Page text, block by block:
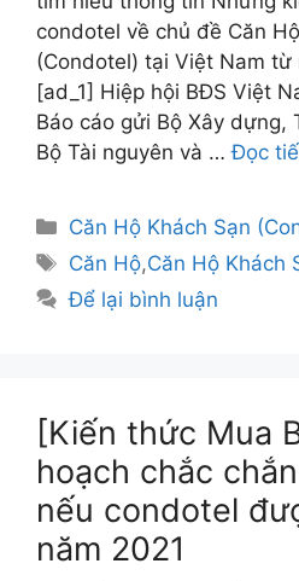
condotel về chủ đề Căn
(Condotel) tại Việt Nam từ
[ad_1] Hiệp hội BĐS Việt
Báo cáo gửi Bộ Xây dựng,
Bộ Tài nguyên và …Đọc
Danh
mục
Căn Hộ Khách Sạn
Thẻ
Căn Hộ,Căn Hộ Khách
Để lại bình luận
[Kiến thức Mua
hoạch chắc
nếu condotel
năm 2021